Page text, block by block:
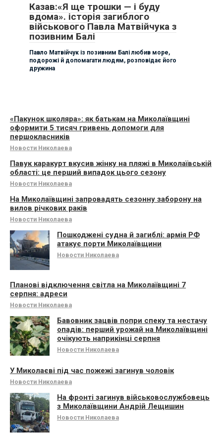
Казав:«Я ще трошки — і буду
вдома». історія загиблого
військового Павла Матвійчука з
позивним Балі
Павло Матвійчук із позивним Балі любив море,
подорожі й допомагати людям, розповідає його
дружина
«Пакунок школяра»: як батькам на Миколаївщині
оформити 5 тисяч гривень допомоги для
першокласників
Новости Николаева
Павук каракурт вкусив жінку на пляжі в Миколаївській
області: це перший випадок цього сезону
Новости Николаева
На Миколаївщині запровадять сезонну заборону на
вилов річкових раків
Новости Николаева
Пошкоджені судна й загиблі: армія РФ
атакує порти Миколаївщини
Новости Николаева
Планові відключення світла на Миколаївщині 7
серпня: адреси
Новости Николаева
Бавовник зацвів попри спеку та нестачу
опадів: перший урожай на Миколаївщині
очікують наприкінці серпня
Новости Николаева
У Миколаєві під час пожежі загинув чоловік
Новости Николаева
На фронті загинув військовослужбовець
з Миколаївщини Андрій Лещишин
Новости Николаева